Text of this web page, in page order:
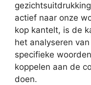
actief naar onze
kop kantelt, is de
het analyseren
specifieke
koppelen aan de
doen.